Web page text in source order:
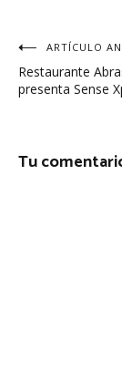
de
ARTÍCULO
Restaurante
presenta Sense
Tu